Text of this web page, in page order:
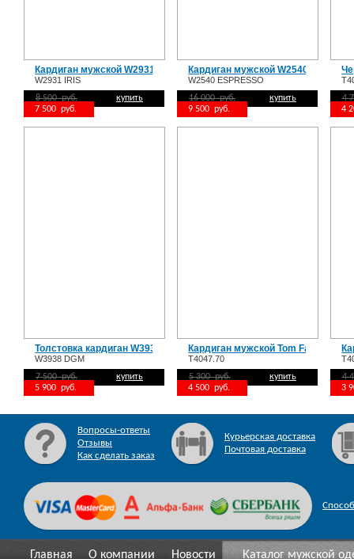
Кардиган мужской W2931 IRIS
W2931 IRIS
8 500 руб.
7 500 руб.
купить
Толстовка кардиган W3938 DARK_GREY_MELANGE
W3938 DGM
7 500 руб.
5 900 руб.
купить
Кардиган мужской W2540
W2540 ESPRESSO
16 000 руб.
9 500 руб.
купить
Кардиган мужской Tom Farr
T4047.70
5 300 руб.
4 500 руб.
купить
4
4
4
3
Вопросы-ответы
Отзывы
Как сделать заказ
Курьерская доставка
Почтовая доставка
Главная О компании Новости Каталог мужской